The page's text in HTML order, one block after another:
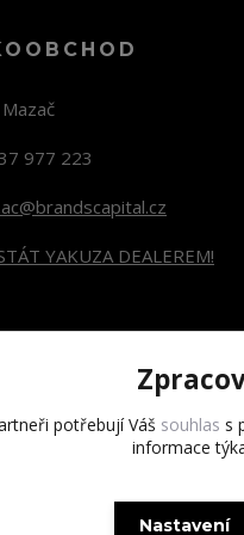
977 223
YAKUZA DEALEREM!
Copyright
potřebují Váš souhlas s
informace
Nastavení